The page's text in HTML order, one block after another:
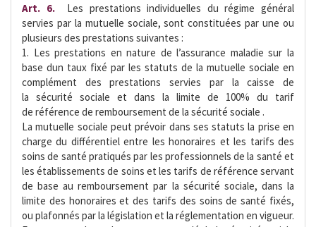
Art. 6. Les prestations individuelles du régime général
servies par la mutuelle sociale, sont constituées par une ou
plusieurs des prestations suivantes :
1. Les prestations en nature de l’assurance maladie sur la
base dun taux fixé par les statuts de la mutuelle sociale en
complément des prestations servies par la caisse de
la sécurité sociale et dans la limite de 100% du tarif
de référence de remboursement de la sécurité sociale .
La mutuelle sociale peut prévoir dans ses statuts la prise en
charge du différentiel entre les honoraires et les tarifs des
soins de santé pratiqués par les professionnels de la santé et
les établissements de soins et les tarifs de référence servant
de base au remboursement par la sécurité sociale, dans la
limite des honoraires et des tarifs des soins de santé fixés,
ou plafonnés par la législation et la réglementation en vigueur.